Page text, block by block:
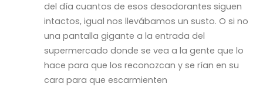
del día cuantos de esos desodorantes siguen
intactos, igual nos llevábamos un susto. O si no
una pantalla gigante a la entrada del
supermercado donde se vea a la gente que lo
hace para que los reconozcan y se rían en su
cara para que escarmienten